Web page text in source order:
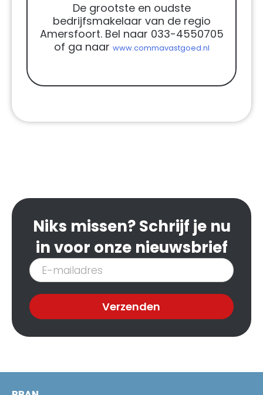
De grootste en oudste
bedrijfsmakelaar van de regio
Amersfoort. Bel naar 033-4550705
of ga naar www.commavastgoed.nl
Niks missen? Schrijf je nu
in voor onze nieuwsbrief
Inschrijven
nieuwsbrief
Verzenden